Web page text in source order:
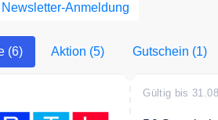
Anmeldung
(6) Aktion (5) Gutschein (1)
Gültig bis